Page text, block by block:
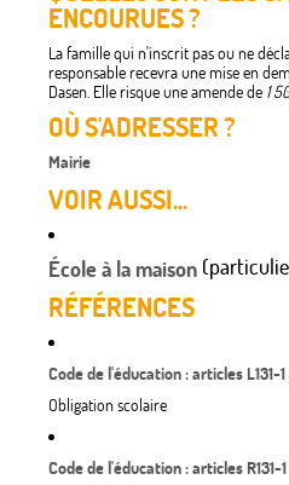
ENCOURUES ?
La famille qui n'inscrit pas ou ne
responsable recevra une mise en
Dasen. Elle risque une amende de 1
OÙ S'ADRESSER ?
Mairie
VOIR AUSSI...
École à la maison
RÉFÉRENCES
Code de l'éducation : articles L131-1
Obligation scolaire
Code de l'éducation : articles R131-1